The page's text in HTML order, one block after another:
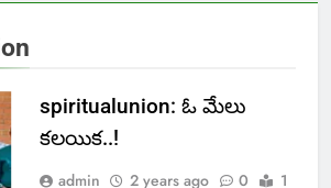
spiritualunion: ఓ మేలు
కలయిక..!
admin 2 years ago 0
1